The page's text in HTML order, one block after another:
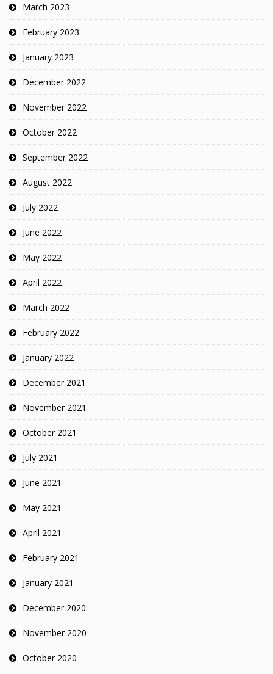
March 2023
February 2023
January 2023
December 2022
November 2022
October 2022
September 2022
August 2022
July 2022
June 2022
May 2022
April 2022
March 2022
February 2022
January 2022
December 2021
November 2021
October 2021
July 2021
June 2021
May 2021
April 2021
February 2021
January 2021
December 2020
November 2020
October 2020